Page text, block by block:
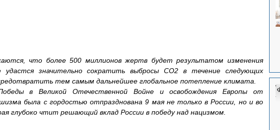
что более 500 миллионов жертв будет результатом изменения
значительно сократить выбросы CO2 в течение следующих
тем самым дальнейшее глобальное потепление климата.
в Великой Отечественной Войне и освобождения Европы от
была с гордостью отпразднована 9 мая не только в России, но и во
глубоко чтит решающий вклад России в победу над нацизмом.